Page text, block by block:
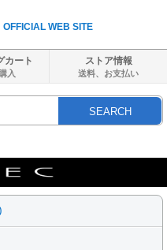
OFFICIAL WEB SITE
カート
入
ストア情報
送料、 お支払い
SEARCH